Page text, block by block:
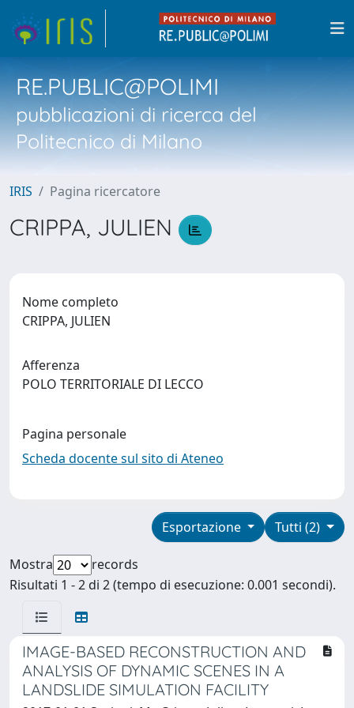
RE.PUBLIC@POLIMI
pubblicazioni di ricerca del
Politecnico di Milano
IRIS Pagina ricercatore
CRIPPA, JULIEN
Nome completo
CRIPPA, JULIEN
Afferenza
POLO TERRITORIALE DI LECCO
Pagina personale
Scheda docente sul sito di Ateneo
Tutti (2)
Esportazione
Mostra
records
Risultati 1 - 2 di 2 (tempo di esecuzione: 0.001 secondi).
IMAGE-BASED RECONSTRUCTION AND
ANALYSIS OF DYNAMIC SCENES IN A
LANDSLIDE SIMULATION FACILITY